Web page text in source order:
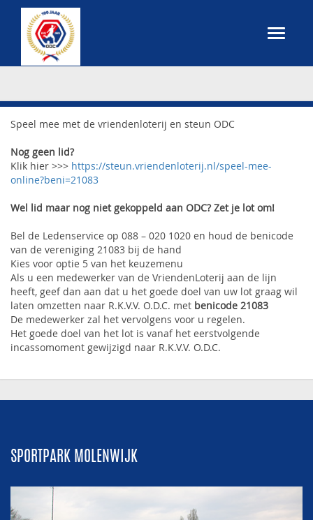
Speel mee met de vriendenloterij en steun ODC
Nog geen lid?
Klik hier >>> https://steun.vriendenloterij.nl/speel-mee-
online?beni=21083
Wel lid maar nog niet gekoppeld aan ODC? Zet je lot om!
Bel de Ledenservice op 088 – 020 1020 en houd de benicode
van de vereniging 21083 bij de hand
Kies voor optie 5 van het keuzemenu
Als u een medewerker van de VriendenLoterij aan de lijn
heeft, geef dan aan dat u het goede doel van uw lot graag wil
laten omzetten naar R.K.V.V. O.D.C. met benicode 21083
De medewerker zal het vervolgens voor u regelen.
Het goede doel van het lot is vanaf het eerstvolgende
incassomoment gewijzigd naar R.K.V.V. O.D.C.
SPORTPARK MOLENWIJK